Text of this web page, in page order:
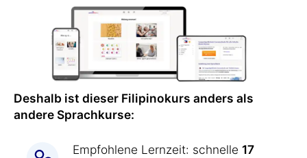
Deshalb ist dieser Filipinokurs anders als
andere Sprachkurse:
Empfohlene Lernzeit: schnelle 17